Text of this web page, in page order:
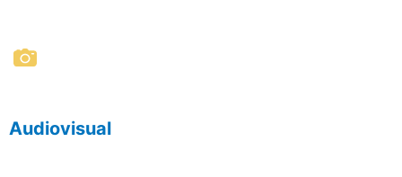
Audiovisual